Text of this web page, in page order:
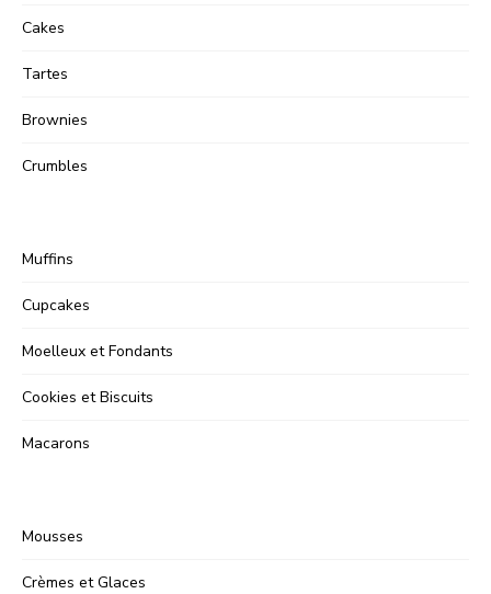
Cakes
Tartes
Brownies
Crumbles
Muffins
Cupcakes
Moelleux et Fondants
Cookies et Biscuits
Macarons
Mousses
Crèmes et Glaces